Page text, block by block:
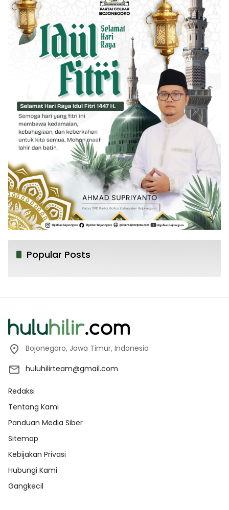
Popular Posts
Bojonegoro, Jawa Timur, Indonesia
huluhilirteam@gmail.com
Redaksi
Tentang Kami
Panduan Media Siber
Sitemap
Kebijakan Privasi
Hubungi Kami
Gangkecil